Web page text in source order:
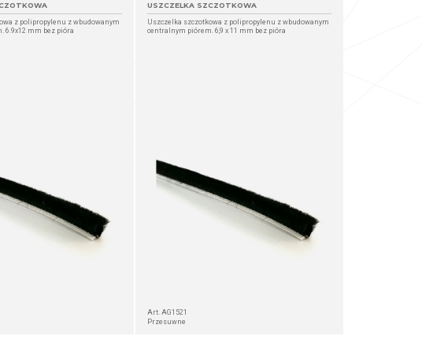
z polipropylenu z wbudowanym
6.9x12 mm bez pióra
USZCZELKA SZCZOTKOWA
Uszczelka szczotkowa z polipropylenu z wbudowanym
centralnym piórem. 6,9 x 11 mm bez pióra
Art. AG1521
Przesuwne